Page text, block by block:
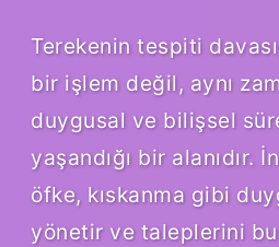
Terekenin tespiti
bir işlem değil, aynı
duygusal ve bilişsel
yaşandığı bir alanıdır.
öfke, kıskanma gibi
yönetir ve taleplerini